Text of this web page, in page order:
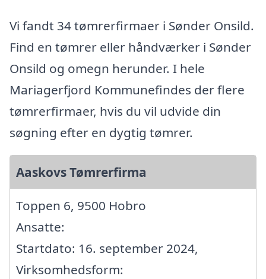
Vi fandt 34 tømrerfirmaer i Sønder Onsild.
Find en tømrer eller håndværker i Sønder
Onsild og omegn herunder. I hele
Mariagerfjord Kommunefindes der flere
tømrerfirmaer, hvis du vil udvide din
søgning efter en dygtig tømrer.
Aaskovs Tømrerfirma
Toppen 6, 9500 Hobro
Ansatte:
Startdato: 16. september 2024,
Virksomhedsform: